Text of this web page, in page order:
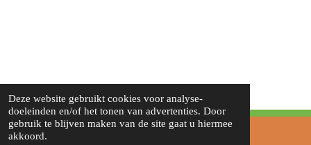
Deze website gebruikt cookies voor analyse-
doeleinden en/of het tonen van advertenties. Door
gebruik te blijven maken van de site gaat u hiermee
akkoord.